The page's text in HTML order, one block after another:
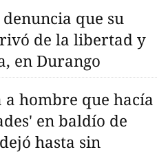
que su
de la libertad y
en Durango
hombre que hacía
en baldío de
hasta sin